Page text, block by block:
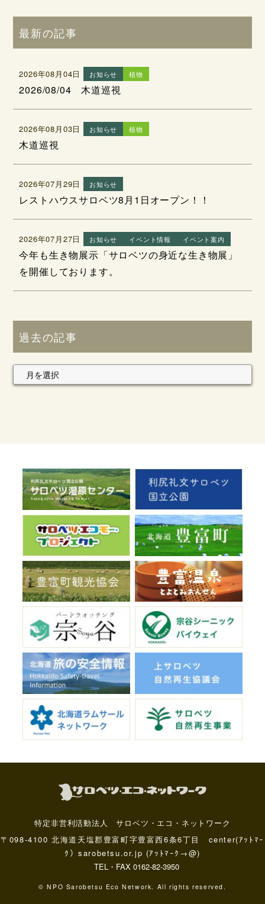
最新の記事
2026年08月04日 お知らせ 植物
2026/08/04 木道巡視
2026年08月03日 お知らせ 植物
木道巡視
2026年07月29日 お知らせ
レストハウスサロベツ8月1日オープン！！
2026年07月27日 お知らせ イベント情報 イベント案内
今年も生き物展示「サロベツの身近な生き物展」
を開催しております。
過去の記事
特定非営利活動法人 サロベツ・エコ・ネットワーク
〒098-4100 北海道天塩郡豊富町字豊富西6条6丁目 center(ｱｯﾄﾏｰ
ｸ）sarobetsu.or.jp (ｱｯﾄﾏｰｸ→@)
TEL・FAX 0162-82-3950
© NPO Sarobetsu Eco Network. All rights reserved.